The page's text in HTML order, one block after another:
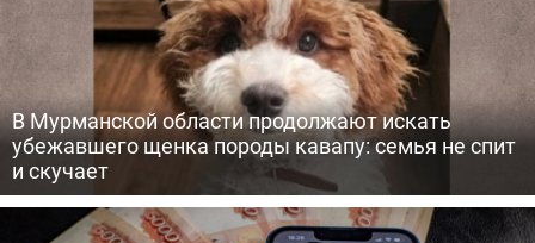
В Мурманской области продолжают искать
убежавшего щенка породы кавапу: семья не спит
и скучает